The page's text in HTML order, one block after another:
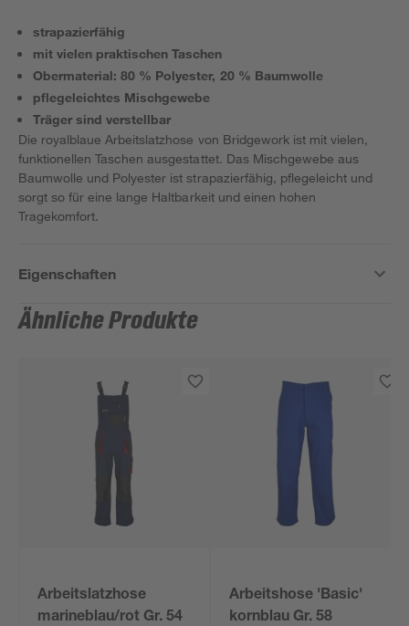
strapazierfähig
mit vielen praktischen Taschen
Obermaterial: 80 % Polyester, 20 % Baumwolle
pflegeleichtes Mischgewebe
Träger sind verstellbar
Die royalblaue Arbeitslatzhose von Bridgework ist mit vielen,
funktionellen Taschen ausgestattet. Das Mischgewebe aus
Baumwolle und Polyester ist strapazierfähig, pflegeleicht und
sorgt so für eine lange Haltbarkeit und einen hohen
Tragekomfort.
Eigenschaften
Ähnliche Produkte
Arbeitslatzhose
marineblau/rot Gr. 54
Arbeitshose 'Basic'
kornblau Gr. 58